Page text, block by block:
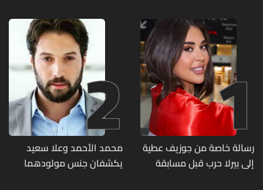
1
رسالة خاصة من جوزيف عطية
إلى بيرلا حرب قبل مسابقة
2
محمد الأحمد وعلا سعيد
يكشفان جنس مولودهما